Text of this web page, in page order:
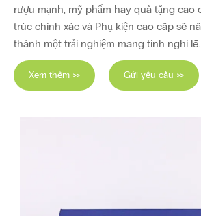
rượu mạnh, mỹ phẩm hay quà tặng cao
trúc chính xác và Phụ kiện cao cấp sẽ
thành một trải nghiệm mang tính nghi lễ.
Xem thêm >> Gửi yêu cầu >>